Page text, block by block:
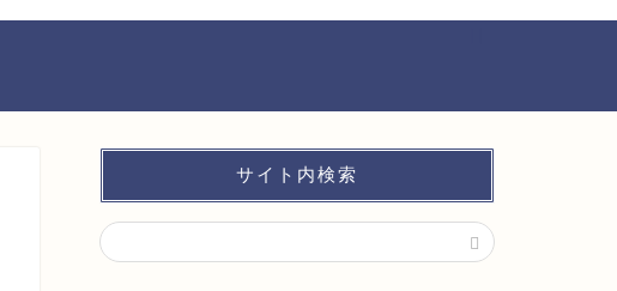
サイト内検索